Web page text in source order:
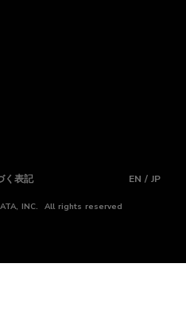
く表記 EN / JP
INC. All rights reserved